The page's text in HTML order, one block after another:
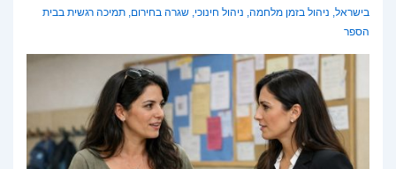
בישראל, ניהול בזמן מלחמה, ניהול חינוכי, שגרה בחירום, תמיכה רגשית בבית
הספר